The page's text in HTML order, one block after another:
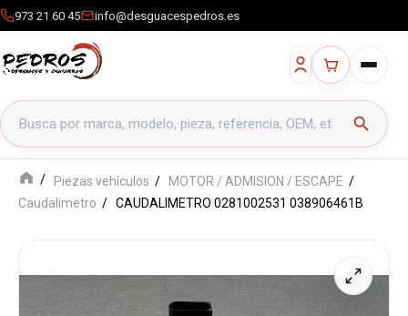
973 21 60 45 info@desguacespedros.es
Buscar productos
search
Piezas vehículos
MOTOR / ADMISION / ESCAPE
Caudalimetro
CAUDALIMETRO 0281002531 038906461B